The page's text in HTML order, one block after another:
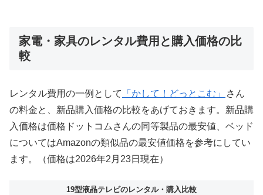
家電・家具のレンタル費用と購入価格の比
較
レンタル費用の一例として 「かして！どっとこむ」
さん
の料金と、新品購入価格の比較をあげておきます。新品購
入価格は価格ドットコムさんの同等製品の最安値、ベッド
についてはAmazonの類似品の最安値価格を参考にしてい
ます。（価格は2026年2月23日現在）
19型液晶テレビのレンタル・購入比較